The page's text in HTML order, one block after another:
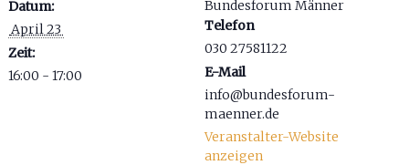
Datum:
April 23
Zeit:
16:00 - 17:00
Bundesforum Männer
Telefon
030 27581122
E-Mail
info@bundesforum-
maenner.de
Veranstalter-Website
anzeigen